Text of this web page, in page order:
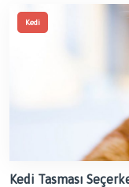
Kedi
Kedi Tasması